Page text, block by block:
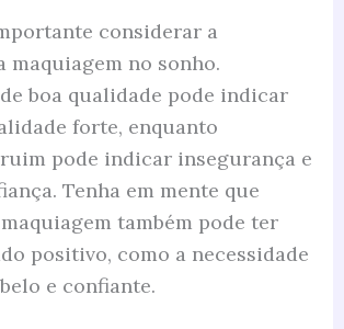
considerar a
maquiagem no sonho.
boa qualidade pode indicar
forte, enquanto
pode indicar insegurança e
Tenha em mente que
também pode ter
positivo, como a necessidade
e confiante.